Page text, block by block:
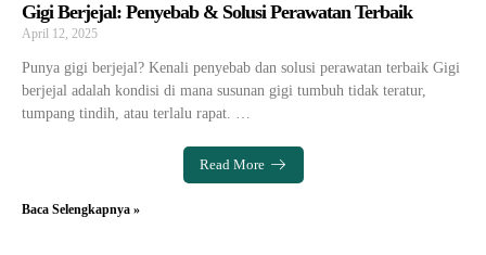
Gigi Berjejal: Penyebab & Solusi Perawatan Terbaik
April 12, 2025
Punya gigi berjejal? Kenali penyebab dan solusi perawatan terbaik Gigi
berjejal adalah kondisi di mana susunan gigi tumbuh tidak teratur,
tumpang tindih, atau terlalu rapat. …
Read More
Baca Selengkapnya »